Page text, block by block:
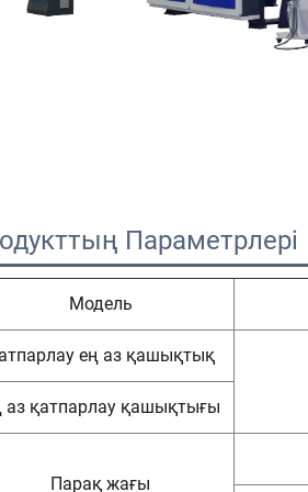
Параметрлері
Модель
ең аз қашықтық
аз қатпарлау қашықтығы
Парақ жағы